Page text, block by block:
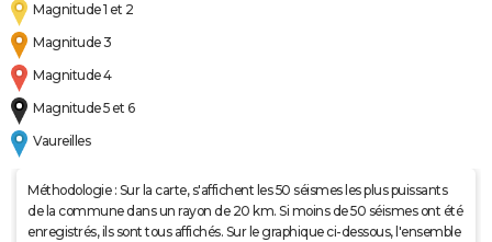
Magnitude 1 et 2
Magnitude 3
Magnitude 4
Magnitude 5 et 6
Vaureilles
Méthodologie : Sur la carte, s'affichent les 50 séismes les plus puissants
de la commune dans un rayon de 20 km. Si moins de 50 séismes ont été
enregistrés, ils sont tous affichés. Sur le graphique ci-dessous, l'ensemble